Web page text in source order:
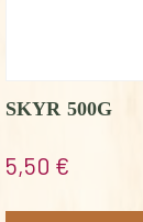
SKYR 500G
5,50 €